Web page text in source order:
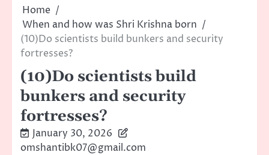
Home
When and how was Shri Krishna born
(10)Do scientists build bunkers and security
fortresses?
(10)Do scientists build
bunkers and security
fortresses?
January 30, 2026
omshantibk07@gmail.com